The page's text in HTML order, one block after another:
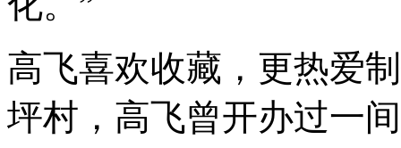
高飞喜欢收藏，更热爱
坪村，高飞曾开办过一